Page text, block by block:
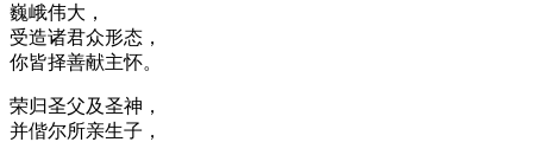
巍峨伟大，
受造诸君众形态，
你皆择善献主怀。
荣归圣父及圣神，
并偕尔所亲生子，